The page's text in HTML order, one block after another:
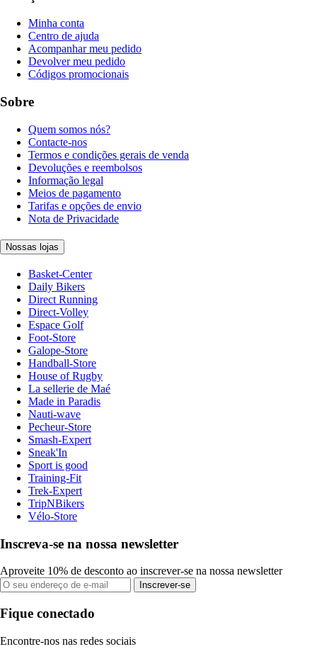
Minha conta
Centro de ajuda
Acompanhar meu pedido
Devolver meu pedido
Códigos promocionais
Sobre
Quem somos nós?
Contacte-nos
Termos e condições gerais de venda
Devoluções e reembolsos
Informação legal
Meios de pagamento
Tarifas e opções de envio
Nota de Privacidade
Nossas lojas
Basket-Center
Daily Bikers
Direct Running
Direct-Volley
Espace Golf
Foot-Store
Galope-Store
Handball-Store
House of Rugby
La sellerie de Maé
Made in Paradis
Nauti-wave
Pecheur-Store
Smash-Expert
Sneak'In
Sport is good
Training-Fit
Trek-Expert
TripNBikers
Vélo-Store
Inscreva-se na nossa newsletter
Aproveite 10% de desconto ao inscrever-se na nossa newsletter
Inscrever-se
Fique conectado
Encontre-nos nas redes sociais